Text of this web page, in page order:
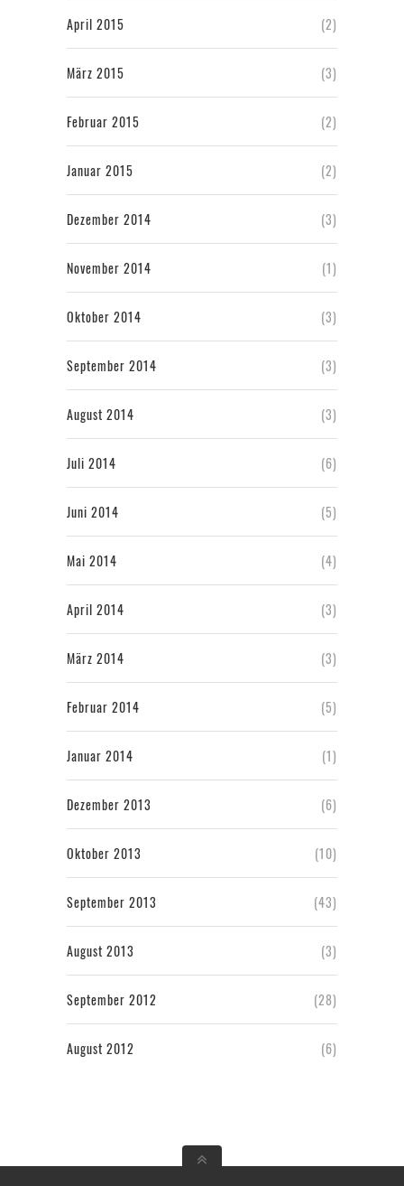
April 2015 (2)
März 2015 (3)
Februar 2015 (2)
Januar 2015 (2)
Dezember 2014 (3)
November 2014 (1)
Oktober 2014 (3)
September 2014 (3)
August 2014 (3)
Juli 2014 (6)
Juni 2014 (5)
Mai 2014 (4)
April 2014 (3)
März 2014 (3)
Februar 2014 (5)
Januar 2014 (1)
Dezember 2013 (6)
Oktober 2013 (10)
September 2013 (43)
August 2013 (3)
September 2012 (28)
August 2012 (6)